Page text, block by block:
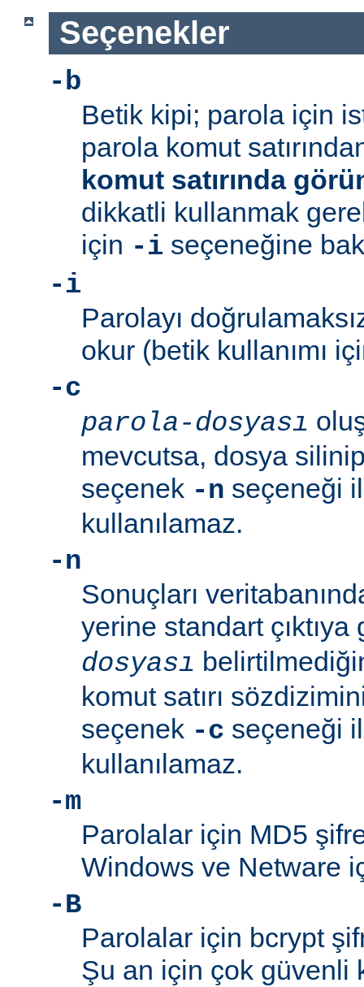
Seçenekler
-b
Betik kipi; parola için
parola komut
komut satırında
dikkatli kullanmak
için -i seçeneğine
-i
Parolayı
okur (betik kullanımı
-c
parola-dosyası
mevcutsa, dosya
seçenek -n seçeneği
kullanılamaz.
-n
Sonuçları
yerine standart
dosyası
komut satırı
seçenek -c seçeneği
kullanılamaz.
-m
Parolalar için MD5
Windows ve Netware
-B
Parolalar için bcrypt
Şu an için çok güvenli